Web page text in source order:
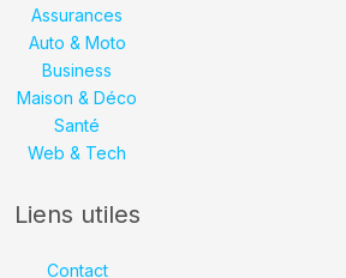
Assurances
Auto & Moto
Business
Maison & Déco
Santé
Web & Tech
Liens utiles
Contact